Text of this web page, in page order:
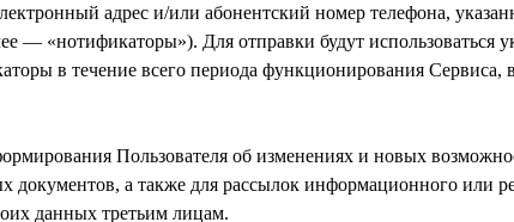
адрес и/или абонентский номер телефона,
«нотификаторы»). Для отправки будут использоваться
в течение всего периода функционирования Сервиса,
Пользователя об изменениях и новых
а также для рассылок информационного или